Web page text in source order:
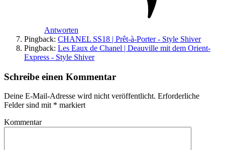
Antworten
Pingback: CHANEL SS18 | Prêt-à-Porter - Style Shiver
Pingback: Les Eaux de Chanel | Deauville mit dem Orient-
Express - Style Shiver
Schreibe einen Kommentar
Deine E-Mail-Adresse wird nicht veröffentlicht. Erforderliche
Felder sind mit * markiert
Kommentar